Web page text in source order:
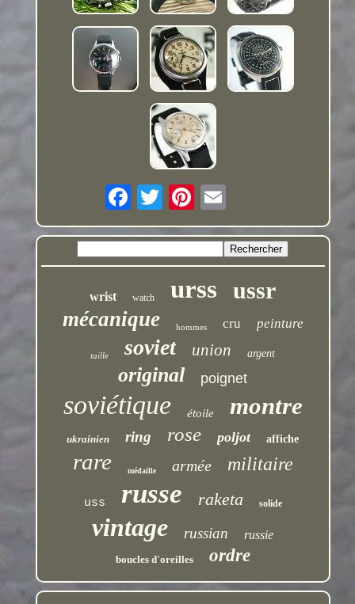
wrist watch urss ussr
mécanique hommes cru peinture
taille soviet union argent
original poignet
soviétique étoile montre
ukrainien ring rose poljot affiche
rare médaille armée militaire
uss russe raketa solide
vintage russian russie
boucles d'oreilles ordre